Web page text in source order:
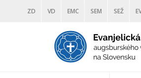
ZD VD EMC SEM SEŽ
DIAKONIA ŠKOLY